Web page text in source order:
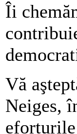
Îi
Vă
Neiges,
eforturile